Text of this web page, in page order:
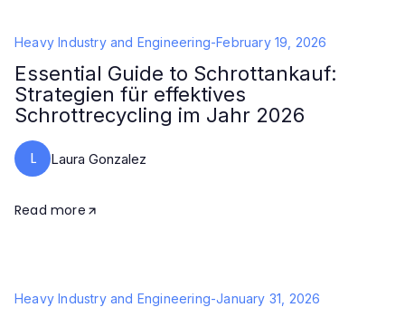
Heavy Industry and Engineering-February 19, 2026
Essential Guide to Schrottankauf:
Strategien für effektives
Schrottrecycling im Jahr 2026
L Laura Gonzalez
Read more
Heavy Industry and Engineering-January 31, 2026